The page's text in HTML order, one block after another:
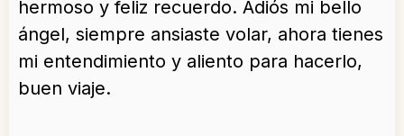
hermoso y feliz recuerdo. Adiós mi bello
ángel, siempre ansiaste volar, ahora tienes
mi entendimiento y aliento para hacerlo,
buen viaje.